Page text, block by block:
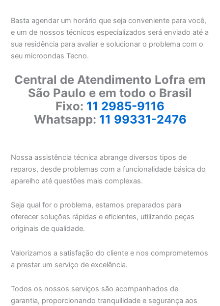
Basta agendar um horário que seja conveniente para você,
e um de nossos técnicos especializados será enviado até a
sua residência para avaliar e solucionar o problema com o
seu microondas Tecno.
Central de Atendimento Lofra em
São Paulo e em todo o Brasil
Fixo: 11 2985-9116
Whatsapp: 11 99331-2476
Nossa assistência técnica abrange diversos tipos de
reparos, desde problemas com a funcionalidade básica do
aparelho até questões mais complexas.
Seja qual for o problema, estamos preparados para
oferecer soluções rápidas e eficientes, utilizando peças
originais de qualidade.
Valorizamos a satisfação do cliente e nos comprometemos
a prestar um serviço de excelência.
Todos os nossos serviços são acompanhados de
garantia, proporcionando tranquilidade e segurança aos